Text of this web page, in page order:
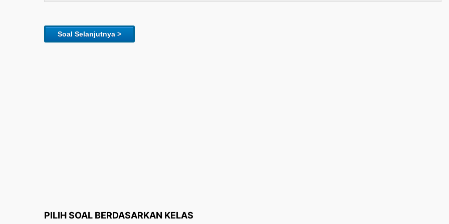
Soal Selanjutnya >
PILIH SOAL BERDASARKAN KELAS